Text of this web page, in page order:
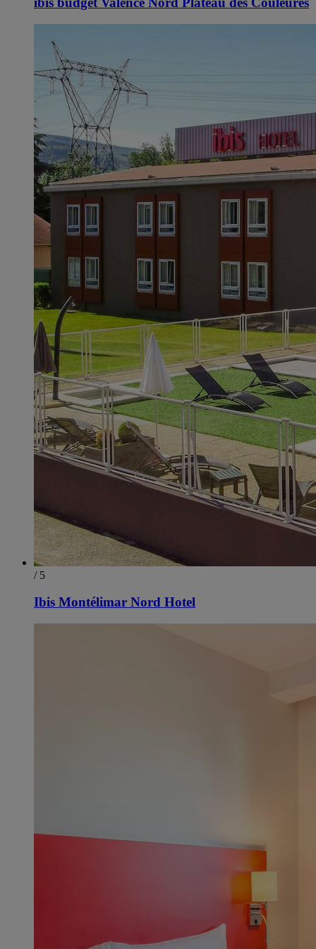
/ 5
Ibis Montélimar Nord Hotel